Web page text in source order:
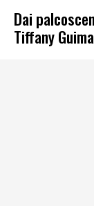
Dai
Tiffany